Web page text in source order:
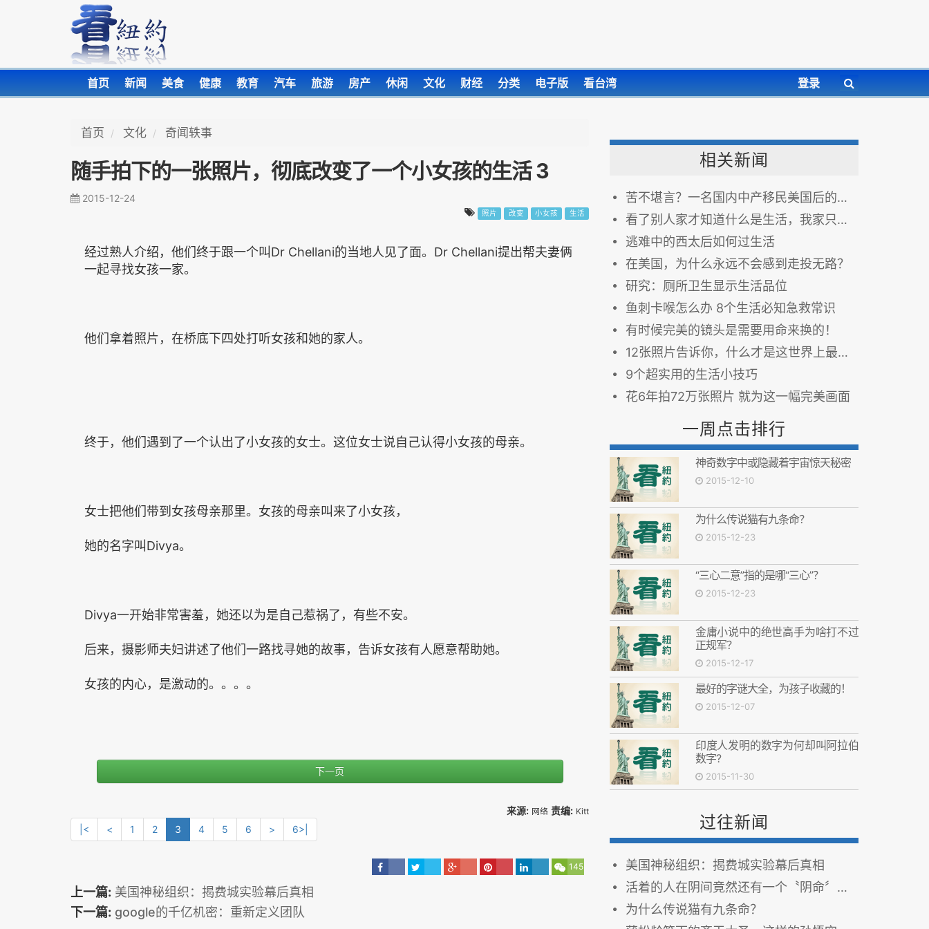
首页 新闻 美食 健康 教育 汽车 旅游 房产 休闲 文化 财经 分类 电子版 看台湾 登录
首页 文化 奇闻轶事
随手拍下的一张照片，彻底改变了一个小女孩的生活 3
2015-12-24
照片 改变 小女孩 生活
经过熟人介绍，他们终于跟一个叫Dr Chellani的当地人见了面。Dr Chellani提出帮夫妻俩
一起寻找女孩一家。
他们拿着照片，在桥底下四处打听女孩和她的家人。
终于，他们遇到了一个认出了小女孩的女士。这位女士说自己认得小女孩的母亲。
女士把他们带到女孩母亲那里。女孩的母亲叫来了小女孩，
她的名字叫Divya。
Divya一开始非常害羞，她还以为是自己惹祸了，有些不安。
后来，摄影师夫妇讲述了他们一路找寻她的故事，告诉女孩有人愿意帮助她。
女孩的内心，是激动的。。。。
下一页
|< < 1 2 3 4 5 6 > 6>|
来源: 网络 责编: Kitt
145
上一篇: 美国神秘组织：揭费城实验幕后真相
下一篇: google的千亿机密：重新定义团队
相关新闻
苦不堪言？一名国内中产移民美国后的生活感受
看了别人家才知道什么是生活，我家只能算生存~~~
逃难中的西太后如何过生活
在美国，为什么永远不会感到走投无路？
研究：厕所卫生显示生活品位
鱼刺卡喉怎么办 8个生活必知急救常识
有时候完美的镜头是需要用命来换的！
12张照片告诉你，什么才是这世界上最幸福的职业！
9个超实用的生活小技巧
花6年拍72万张照片 就为这一幅完美画面
一周点击排行
神奇数字中或隐藏着宇宙惊天秘密
2015-12-10
为什么传说猫有九条命？
2015-12-23
“三心二意”指的是哪“三心”？
2015-12-23
金庸小说中的绝世高手为啥打不过
正规军？
2015-12-17
最好的字谜大全，为孩子收藏的！
2015-12-07
印度人发明的数字为何却叫阿拉伯
数字?
2015-11-30
过往新闻
美国神秘组织：揭费城实验幕后真相
活着的人在阴间竟然还有一个〝阴命〞，当你身上有病痛时，可能就是阴命在受刑！
为什么传说猫有九条命？